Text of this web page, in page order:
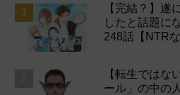
【完結？】遂
したと話題に
248話【NTRな
【転生ではな
ール」の中の